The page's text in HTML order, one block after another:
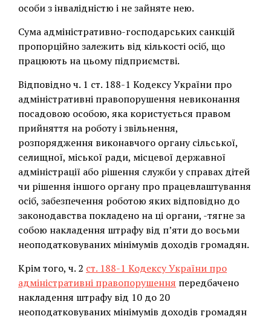
особи з інвалідністю і не зайняте нею.
Сума адміністративно-господарських санкцій
пропорційно залежить від кількості осіб, що
працюють на цьому підприємстві.
Відповідно ч. 1 ст. 188-1 Кодексу України про
адміністративні правопорушення невиконання
посадовою особою, яка користується правом
прийняття на роботу і звільнення,
розпорядження виконавчого органу сільської,
селищної, міської ради, місцевої державної
адміністрації або рішення служби у справах дітей
чи рішення іншого органу про працевлаштування
осіб, забезпечення роботою яких відповідно до
законодавства покладено на ці органи, -тягне за
собою накладення штрафу від п’яти до восьми
неоподатковуваних мінімумів доходів громадян.
Крім того, ч. 2 ст. 188-1 Кодексу України про
адміністративні правопорушення передбачено
накладення штрафу від 10 до 20
неоподатковуваних мінімумів доходів громадян